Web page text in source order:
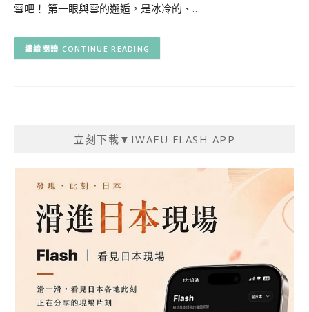
雪吧！ 第一眼與雪的邂逅，是冰冷的、…
CONTINUE READING
立刻下載▼IWAFU FLASH APP